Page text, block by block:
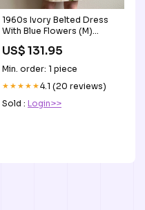
1960s Ivory Belted Dress
With Blue Flowers (M)
US$ 131.95
Min. order: 1 piece
★★★★★4.1 (20 reviews)
Sold : Login>>